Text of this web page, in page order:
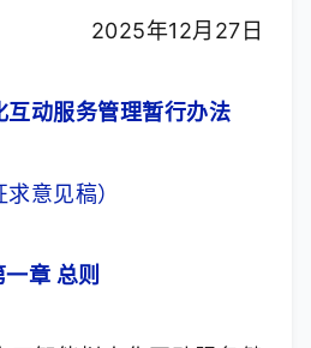
2025年12月27日
互动服务管理暂行办法
求意见稿）
一章 总则